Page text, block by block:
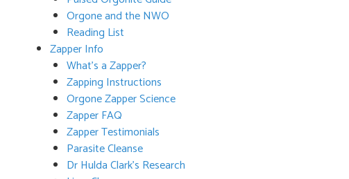
Orgone and the NWO
Reading List
Zapper Info
What’s a Zapper?
Zapping Instructions
Orgone Zapper Science
Zapper FAQ
Zapper Testimonials
Parasite Cleanse
Dr Hulda Clark’s Research